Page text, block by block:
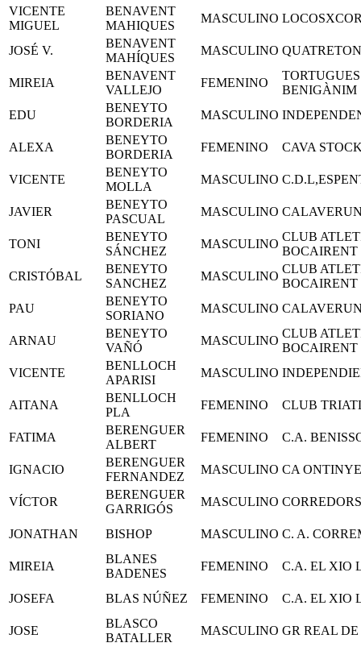
VICENTE
MIGUEL
BENAVENT
MAHIQUES
MASCULINO
JOSÉ V.
BENAVENT
MAHÍQUES
MASCULINO
MIREIA
BENAVENT
VALLEJO
FEMENINO
BENIGÀNIM
EDU
BENEYTO
BORDERIA
MASCULINO
ALEXA
BENEYTO
BORDERIA
FEMENINO CAVA
VICENTE
BENEYTO
MOLLA
MASCULINO
JAVIER
BENEYTO
PASCUAL
MASCULINO
TONI
BENEYTO
SÁNCHEZ
MASCULINO
CLUB
BOCAIRENT
CRISTÓBAL
BENEYTO
SANCHEZ
MASCULINO
CLUB
BOCAIRENT
PAU
BENEYTO
SORIANO
MASCULINO
ARNAU
BENEYTO
VAÑÓ
MASCULINO
CLUB
BOCAIRENT
VICENTE
BENLLOCH
APARISI
MASCULINO
AITANA
BENLLOCH
PLA
FEMENINO CLUB
FATIMA
BERENGUER
ALBERT
FEMENINO C.A.
IGNACIO
BERENGUER
FERNANDEZ
MASCULINO CA
VÍCTOR
BERENGUER
GARRIGÓS
MASCULINO
JONATHAN BISHOP MASCULINO C. A.
MIREIA
BLANES
BADENES
FEMENINO C.A. EL XIO
JOSEFA BLAS NÚÑEZ FEMENINO C.A. EL XIO
JOSE
BLASCO
BATALLER
MASCULINO GR REAL